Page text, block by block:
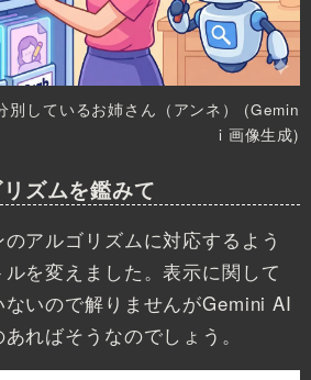
別しているお姉さん（アンネ） (Gemin
i 画像生成)
ズムを鑑みて
アルゴリズムに対応するよう
を変えました。表示に関して
いので解りませんがGemini AI
ればそうなのでしょう。